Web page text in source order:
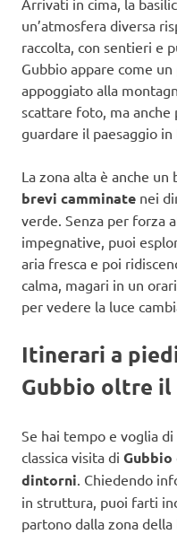
Arrivati in cima, la
un’atmosfera diversa
raccolta, con sentieri e
Gubbio appare come
appoggiato alla
scattare foto, ma
guardare il paesaggio
La zona alta è anche
brevi camminate nei
verde. Senza per forza
impegnative, puoi
aria fresca e poi
calma, magari in un
per vedere la luce
Itinerari a
Gubbio oltre il
Se hai tempo e voglia
classica visita di Gubbio
dintorni. Chiedendo
in struttura, puoi farti
partono dalla zona della